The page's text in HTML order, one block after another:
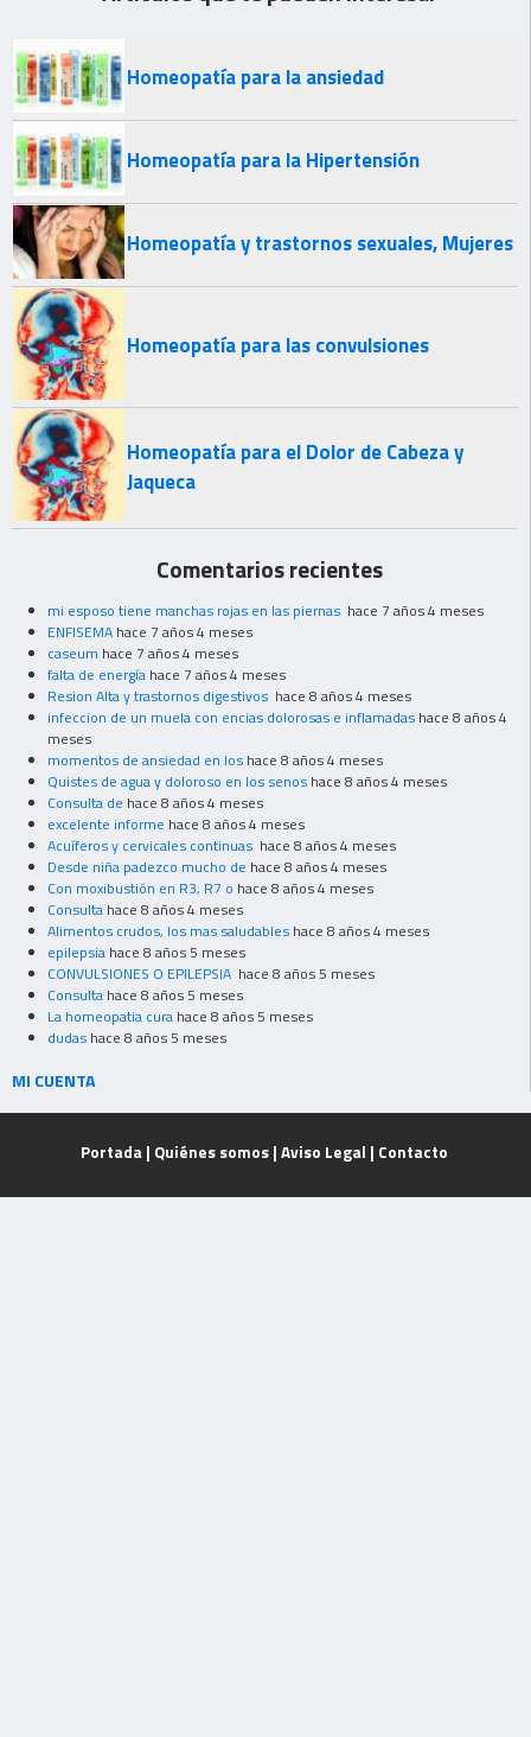
Homeopatía para la ansiedad
Homeopatía para la Hipertensión
Homeopatía y trastornos sexuales, Mujeres
Homeopatía para las convulsiones
Homeopatía para el Dolor de Cabeza y
Jaqueca
Comentarios recientes
mi esposo tiene manchas rojas en las piernas hace 7 años 4 meses
ENFISEMA hace 7 años 4 meses
caseum hace 7 años 4 meses
falta de energía hace 7 años 4 meses
Resion Alta y trastornos digestivos hace 8 años 4 meses
infeccion de un muela con encias dolorosas e inflamadas hace 8 años 4
meses
momentos de ansiedad en los hace 8 años 4 meses
Quistes de agua y doloroso en los senos hace 8 años 4 meses
Consulta de hace 8 años 4 meses
excelente informe hace 8 años 4 meses
Acuíferos y cervicales continuas hace 8 años 4 meses
Desde niña padezco mucho de hace 8 años 4 meses
Con moxibustión en R3, R7 o hace 8 años 4 meses
Consulta hace 8 años 4 meses
Alimentos crudos, los mas saludables hace 8 años 4 meses
epilepsia hace 8 años 5 meses
CONVULSIONES O EPILEPSIA hace 8 años 5 meses
Consulta hace 8 años 5 meses
La homeopatia cura hace 8 años 5 meses
dudas hace 8 años 5 meses
MI CUENTA
Portada | Quiénes somos| Aviso Legal | Contacto